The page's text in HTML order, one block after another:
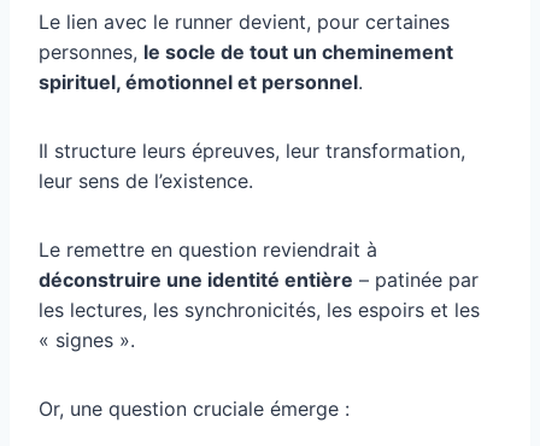
Le lien avec le runner devient, pour certaines
personnes, le socle de tout un cheminement
spirituel, émotionnel et personnel.
Il structure leurs épreuves, leur transformation,
leur sens de l’existence.
Le remettre en question reviendrait à
déconstruire une identité entière – patinée par
les lectures, les synchronicités, les espoirs et les
« signes ».
Or, une question cruciale émerge :